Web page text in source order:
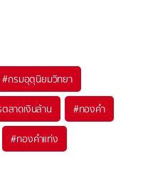
#กรมอุตุนิยมวิทยา
ลาดเงินล้าน #ทองคำ
#ทองคำแท่ง